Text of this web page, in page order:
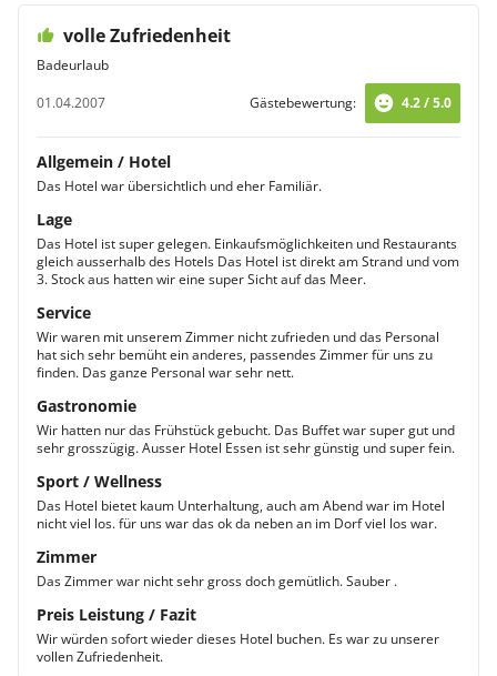
volle Zufriedenheit
Badeurlaub
01.04.2007
Gästebewertung: 4.2 / 5.0
Allgemein / Hotel
Das Hotel war übersichtlich und eher Familiär.
Lage
Das Hotel ist super gelegen. Einkaufsmöglichkeiten und Restaurants
gleich ausserhalb des Hotels Das Hotel ist direkt am Strand und vom
3. Stock aus hatten wir eine super Sicht auf das Meer.
Service
Wir waren mit unserem Zimmer nicht zufrieden und das Personal
hat sich sehr bemüht ein anderes, passendes Zimmer für uns zu
finden. Das ganze Personal war sehr nett.
Gastronomie
Wir hatten nur das Frühstück gebucht. Das Buffet war super gut und
sehr grosszügig. Ausser Hotel Essen ist sehr günstig und super fein.
Sport / Wellness
Das Hotel bietet kaum Unterhaltung, auch am Abend war im Hotel
nicht viel los. für uns war das ok da neben an im Dorf viel los war.
Zimmer
Das Zimmer war nicht sehr gross doch gemütlich. Sauber .
Preis Leistung / Fazit
Wir würden sofort wieder dieses Hotel buchen. Es war zu unserer
vollen Zufriedenheit.